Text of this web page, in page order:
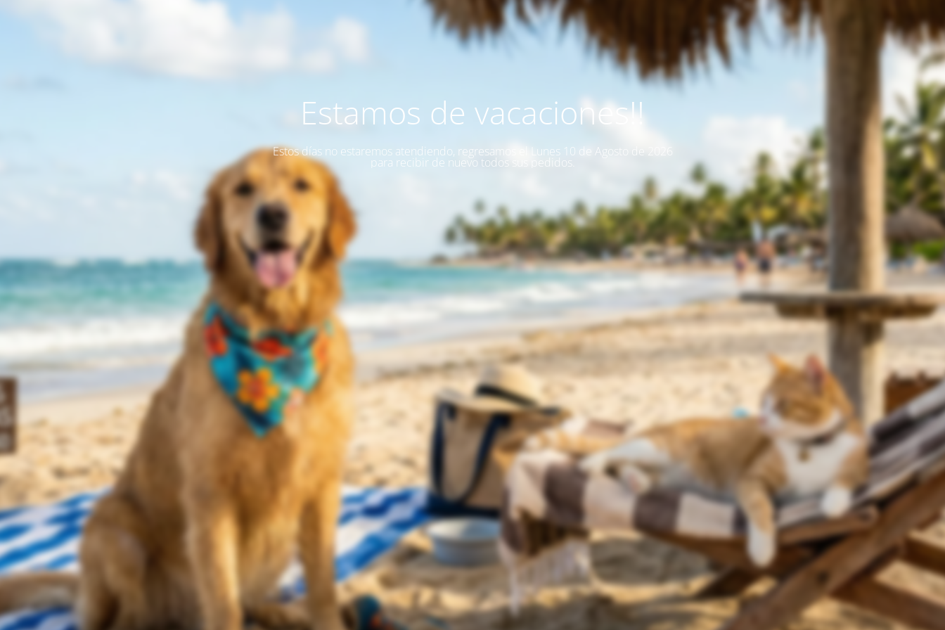
Estamos de vacaciones!!
Estos días no estaremos atendiendo, regresamos el Lunes 10 de Agosto de 2026
para recibir de nuevo todos sus pedidos.